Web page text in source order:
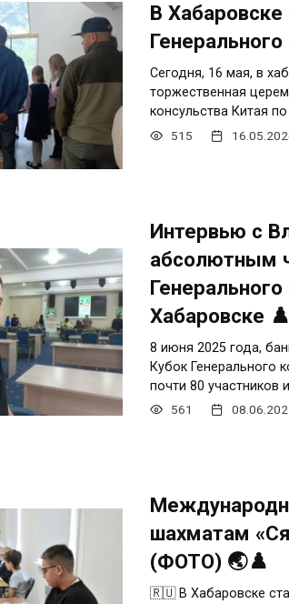
В
Сегодня, 16 мая, в
торжественная
консульства Китая
515
Интервью с
абсолютным
Хабаровске
8 июня 2025 года,
Кубок Генерального
почти 80 участников
561
шахматам
(ФОТО) 🌏♟️
🇷🇺 В Хабаровске